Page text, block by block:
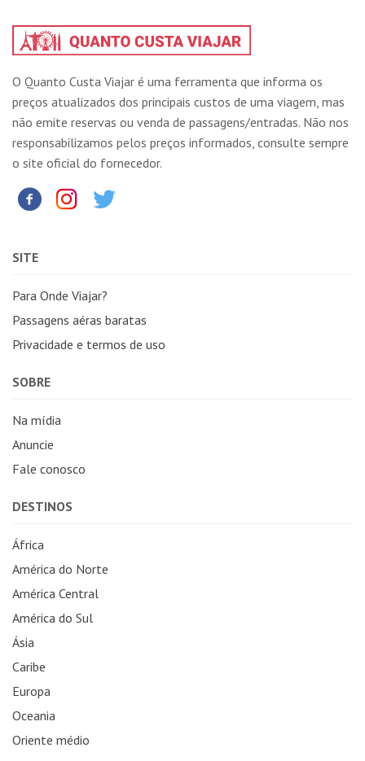
O Quanto Custa Viajar é uma ferramenta que informa os
preços atualizados dos principais custos de uma viagem, mas
não emite reservas ou venda de passagens/entradas. Não nos
responsabilizamos pelos preços informados, consulte sempre
o site oficial do fornecedor.
SITE
Para Onde Viajar?
Passagens aéras baratas
Privacidade e termos de uso
SOBRE
Na mídia
Anuncie
Fale conosco
DESTINOS
África
América do Norte
América Central
América do Sul
Ásia
Caribe
Europa
Oceania
Oriente médio